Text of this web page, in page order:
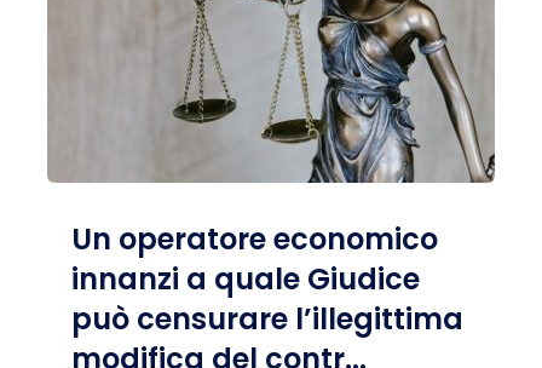
Un operatore economico
innanzi a quale Giudice
può censurare l’illegittima
modifica del contr...